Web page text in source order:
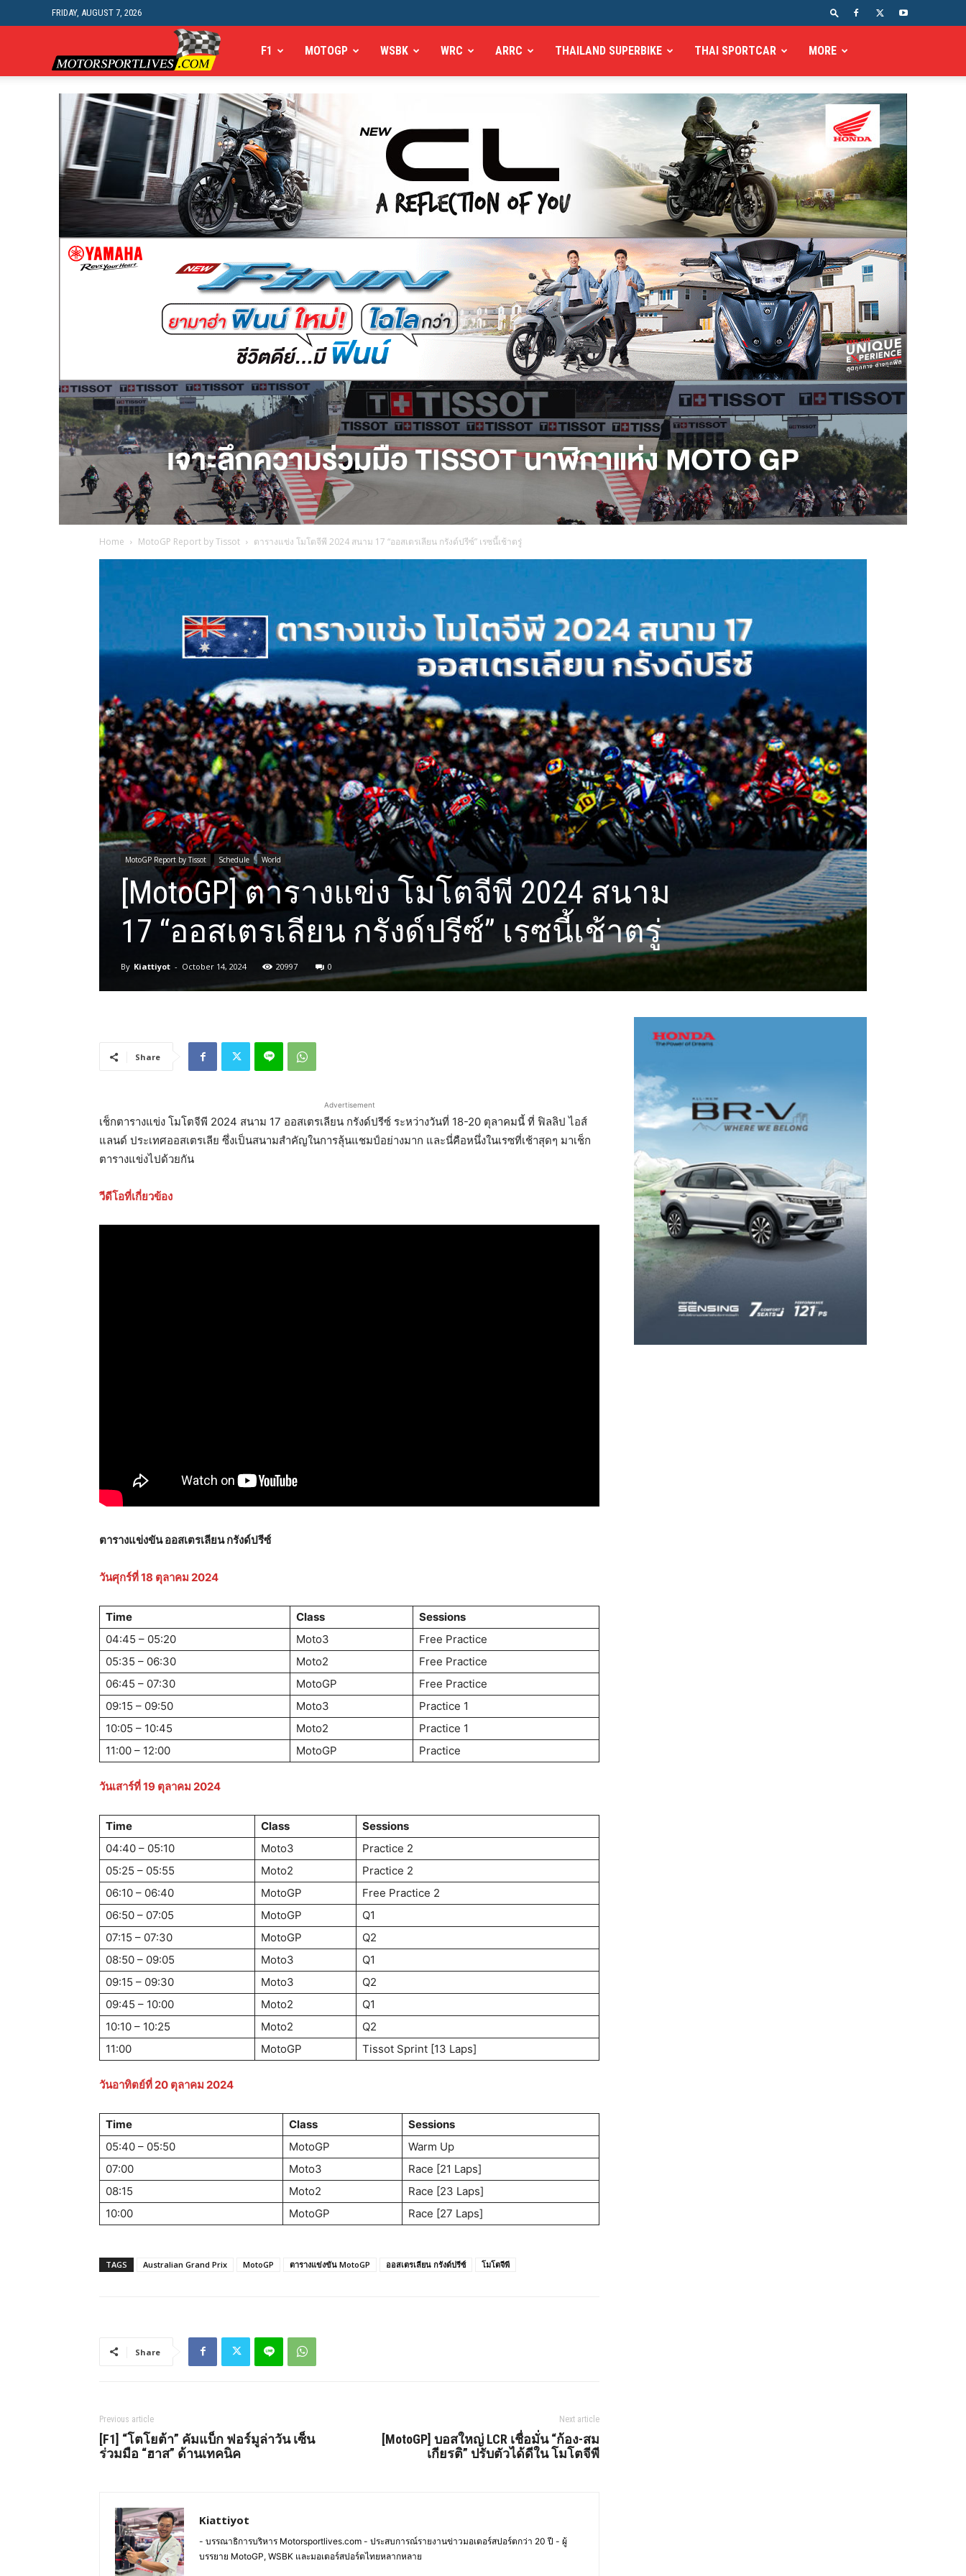
FRIDAY, AUGUST 7, 2026
Motorsportlives
F1 MOTOGP WSBK WRC ARRC THAILAND SUPERBIKE THAI SPORTCAR MORE
Home MotoGP Report by Tissot ตารางแข่ง โมโตจีพี 2024 สนาม 17 “ออสเตรเลียน กรังด์ปรีซ์” เรซนี้เช้าตรู่
MotoGP Report by Tissot Schedule World
[MotoGP] ตารางแข่ง โมโตจีพี 2024 สนาม
17 “ออสเตรเลียน กรังด์ปรีซ์” เรซนี้เช้าตรู่
By Kiattiyot - October 14, 2024 20997 0
Share
Advertisement
เช็กตารางแข่ง โมโตจีพี 2024 สนาม 17 ออสเตรเลียน กรังด์ปรีซ์ ระหว่างวันที่ 18-20 ตุลาคมนี้ ที่ ฟิลลิป ไอส์
แลนด์ ประเทศออสเตรเลีย ซึ่งเป็นสนามสำคัญในการลุ้นแชมป์อย่างมาก และนี่คือหนึ่งในเรซที่เช้าสุดๆ มาเช็ก
ตารางแข่งไปด้วยกัน
วีดีโอที่เกี่ยวข้อง
ตารางแข่งขัน ออสเตรเลียน กรังด์ปรีซ์
วันศุกร์ที่18 ตุลาคม 2024
Time Class
Sessions
04:45 – 05:20
Moto3
Free Practice
05:35 – 06:30
Moto2
Free Practice
06:45 – 07:30
MotoGP
Free Practice
09:15 – 09:50
Moto3
Practice 1
10:05 – 10:45
Moto2
Practice 1
11:00 – 12:00
MotoGP Practice
วันเสาร์ที่19 ตุลาคม 2024
Time Class
Sessions
04:40 – 05:10
Moto3
Practice 2
05:25 – 05:55
Moto2
Practice 2
06:10 – 06:40
MotoGP
Free Practice 2
06:50 – 07:05
MotoGP
Q1
07:15 – 07:30
MotoGP
Q2
08:50 – 09:05
Moto3
Q1
09:15 – 09:30
Moto3
Q2
09:45 – 10:00
Moto2
Q1
10:10 – 10:25
Moto2
Q2
11:00
MotoGP Tissot Sprint [13 Laps]
วันอาทิตย์ที่ 20 ตุลาคม 2024
Time Class
Sessions
05:40 – 05:50
MotoGP
Warm Up
07:00
Moto3
Race [21 Laps]
08:15
Moto2
Race [23 Laps]
10:00
MotoGP Race [27 Laps]
TAGS Australian Grand Prix MotoGP ตารางแข่งขัน MotoGP ออสเตรเลียน กรังด์ปรีซ์ โมโตจีพี
Share
Previous article
[F1] “โตโยต้า” คัมแบ็ก ฟอร์มูล่าวัน เซ็น
ร่วมมือ “ฮาส” ด้านเทคนิค
Next article
[MotoGP] บอสใหญ่ LCR เชื่อมั่น “ก้อง-สม
เกียรติ” ปรับตัวได้ดีใน โมโตจีพี
Kiattiyot
- บรรณาธิการบริหาร Motorsportlives.com - ประสบการณ์รายงานข่าวมอเตอร์สปอร์ตกว่า 20 ปี - ผู้
บรรยาย MotoGP, WSBK และมอเตอร์สปอร์ตไทยหลากหลาย